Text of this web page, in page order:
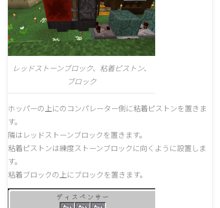
レッドストーンブロック、粘着ピストン、
ブロック
ホッパーの上にのコンパレーター側に粘着ピストンを置きま
す。
隣はレッドストーンブロックを置きます。
粘着ピストンは練度ストーンブロックに向くように設置しま
す。
粘着ブロックの上にブロックを置きます。